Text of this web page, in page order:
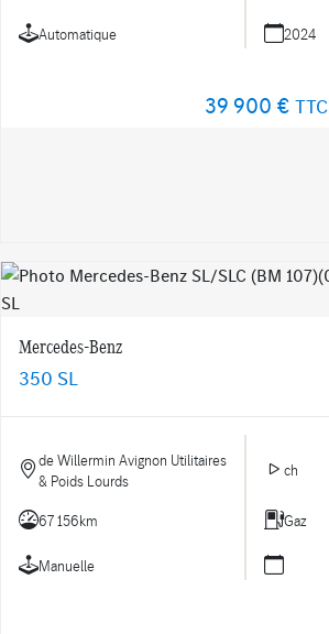
Automatique 2024
39 900 € TTC
Mercedes-Benz
350 SL
de Willermin Avignon Utilitaires
& Poids Lourds
ch
67 156km Gaz
Manuelle